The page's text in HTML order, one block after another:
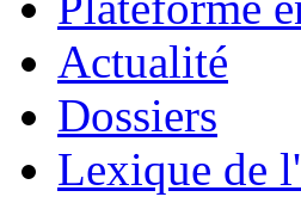
Actualité
Dossiers
Lexique de